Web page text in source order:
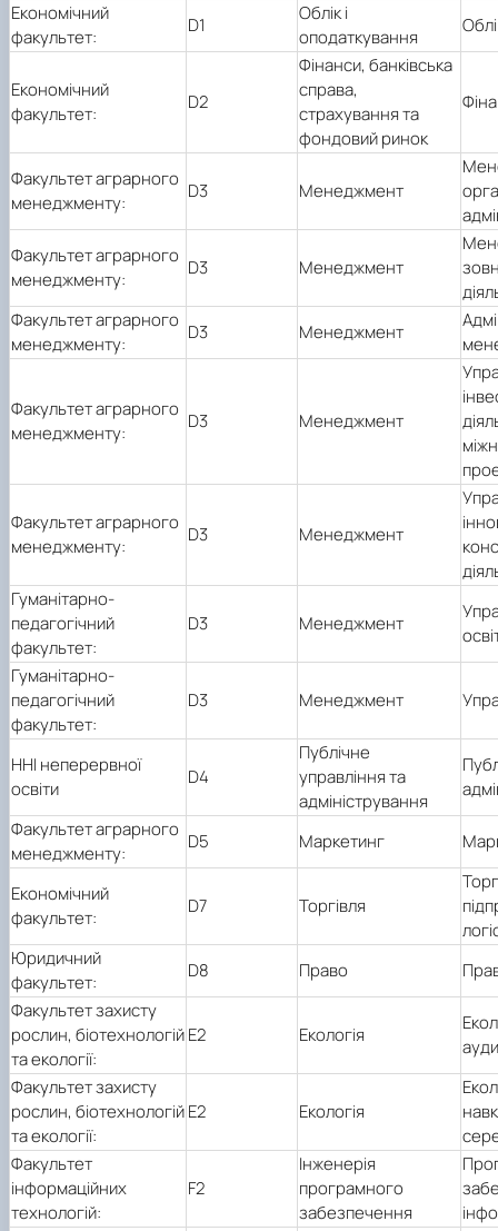
Економічний
факультет:
D1
Облік і
оподаткування
Економічний
факультет:
D2
Фінанси, банківська
справа,
страхування та
фондовий ринок
Факультет аграрного
менеджменту:
D3 Менеджмент
Факультет аграрного
менеджменту:
D3 Менеджмент
Факультет аграрного
менеджменту:
D3 Менеджмент
Факультет аграрного
менеджменту:
D3 Менеджмент
Факультет аграрного
менеджменту:
D3 Менеджмент
Гуманітарно-
педагогічний
факультет:
D3 Менеджмент
Гуманітарно-
педагогічний
факультет:
D3 Менеджмент
ННІ неперервної
освіти
D4
Публічне
управління та
адміністрування
Факультет аграрного
менеджменту:
D5 Маркетинг
Економічний
факультет:
D7 Торгівля
Юридичний
факультет:
D8 Право
Факультет захисту
рослин, біотехнологій
та екології:
Е2 Екологія
Факультет захисту
рослин, біотехнологій
та екології:
Е2 Екологія
Факультет
інформаційних
технологій:
F2
Інженерія
програмного
забезпечення